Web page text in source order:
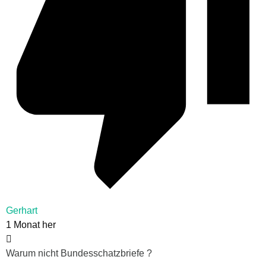
Gerhart
1 Monat her
Warum nicht Bundesschatzbriefe ?